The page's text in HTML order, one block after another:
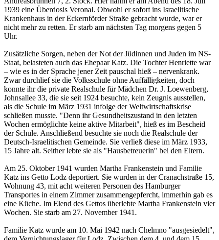
1939 eine Überdosis Veronal. Obwohl er sofort ins Israelitische
Krankenhaus in der Eckernförder Straße gebracht wurde, war er
nicht mehr zu retten. Er starb am nächsten Tag morgens gegen 5
Uhr.
Zusätzliche Sorgen, neben der Not der Jüdinnen und Juden im NS-
Staat, belasteten auch das Ehepaar Katz. Die Tochter Henriette war
– wie es in der Sprache jener Zeit pauschal hieß – nervenkrank.
Zwar durchlief sie die Volksschule ohne Auffälligkeiten, doch
konnte ihr die private Realschule für Mädchen Dr. J. Loewenberg,
Johnsallee 33, die sie seit 1924 besuchte, kein Zeugnis ausstellen,
als die Schule im März 1931 infolge der Weltwirtschaftskrise
schließen musste. "Denn ihr Gesundheitszustand in den letzten
Wochen ermöglichte keine aktive Mitarbeit", hieß es im Bescheid
der Schule. Anschließend besuchte sie noch die Realschule der
Deutsch-Israelitischen Gemeinde. Sie verließ diese im März 1933,
15 Jahre alt. Seither lebte sie als "Hausbetreuerin" bei den Eltern.
Am 25. Oktober 1941 wurden Martha Frankenstein und Familie
Katz ins Getto Lodz deportiert. Sie wurden in der Cranachstraße 15,
Wohnung 43, mit acht weiteren Personen des Hamburger
Transportes in einem Zimmer zusammengepfercht, immerhin gab es
eine Küche. Im Elend des Gettos überlebte Martha Frankenstein vier
Wochen. Sie starb am 27. November 1941.
Familie Katz wurde am 10. Mai 1942 nach Chelmno "ausgesiedelt",